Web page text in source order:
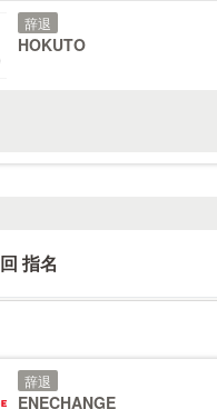
辞退
HOKUTO
指名
辞退
ENECHANGE